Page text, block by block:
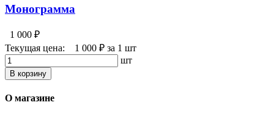
Монограмма
1 000 ₽
Текущая цена:
1 000 ₽ за 1 шт
шт
В корзину
О магазине